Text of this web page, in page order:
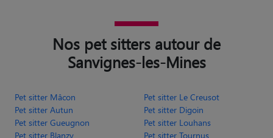
Nos pet sitters autour de
Sanvignes-les-Mines
Pet sitter Mâcon
Pet sitter Le Creusot
Pet sitter Autun
Pet sitter Digoin
Pet sitter Gueugnon
Pet sitter Louhans
Pet sitter Blanzy
Pet sitter Tournus